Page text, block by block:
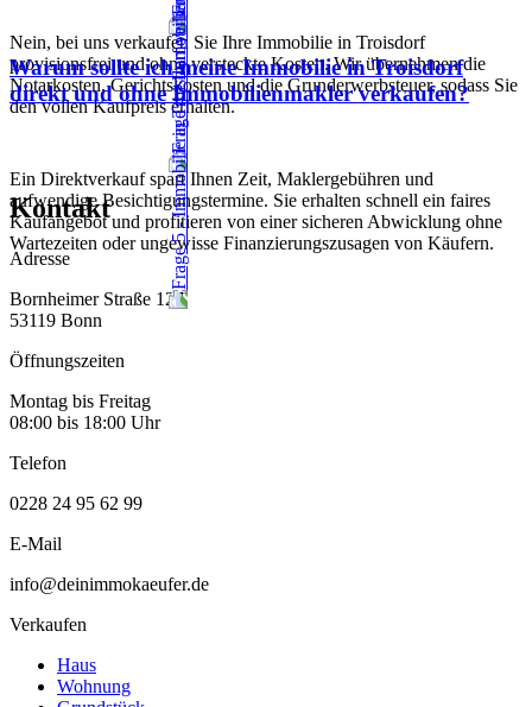
Nein, bei uns verkaufen Sie Ihre Immobilie in Troisdorf
provisionsfrei und ohne versteckte Kosten. Wir übernehmen die
Notarkosten, Gerichtskosten und die Grunderwerbsteuer, sodass Sie
den vollen Kaufpreis erhalten.
Warum sollte ich meine Immobilie in Troisdorf
direkt und ohne Immobilienmakler verkaufen?
Ein Direktverkauf spart Ihnen Zeit, Maklergebühren und
aufwendige Besichtigungstermine. Sie erhalten schnell ein faires
Kaufangebot und profitieren von einer sicheren Abwicklung ohne
Wartezeiten oder ungewisse Finanzierungszusagen von Käufern.
Kontakt
Adresse
Bornheimer Straße 127
53119 Bonn
Öffnungszeiten
Montag bis Freitag
08:00 bis 18:00 Uhr
Telefon
0228 24 95 62 99
E-Mail
info@deinimmokaeufer.de
Verkaufen
Haus
Wohnung